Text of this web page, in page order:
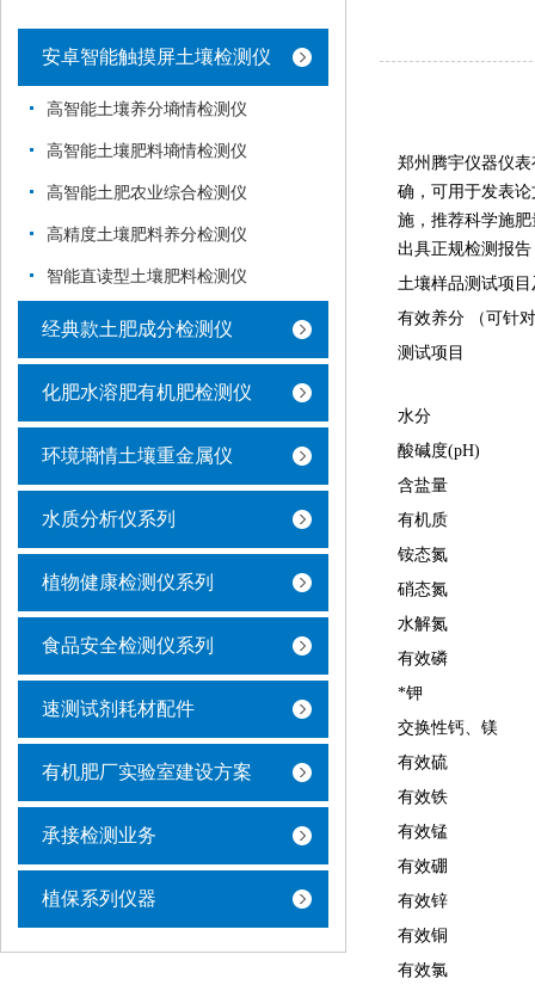
安卓智能触摸屏土壤检测仪
高智能土壤养分墒情检测仪
高智能土壤肥料墒情检测仪
高智能土肥农业综合检测仪
高精度土壤肥料养分检测仪
智能直读型土壤肥料检测仪
经典款土肥成分检测仪
化肥水溶肥有机肥检测仪
环境墒情土壤重金属仪
水质分析仪系列
植物健康检测仪系列
食品安全检测仪系列
速测试剂耗材配件
有机肥厂实验室建设方案
承接检测业务
植保系列仪器
郑州腾宇仪器仪
确，可用于发表
施，推荐科学施
出具正规检测报
土壤样品测试项
有效养分 （可针
测试项目
水分
酸碱度(pH)
含盐量
有机质
铵态氮
硝态氮
水解氮
有效磷
*钾
交换性钙、镁
有效硫
有效铁
有效锰
有效硼
有效锌
有效铜
有效氯